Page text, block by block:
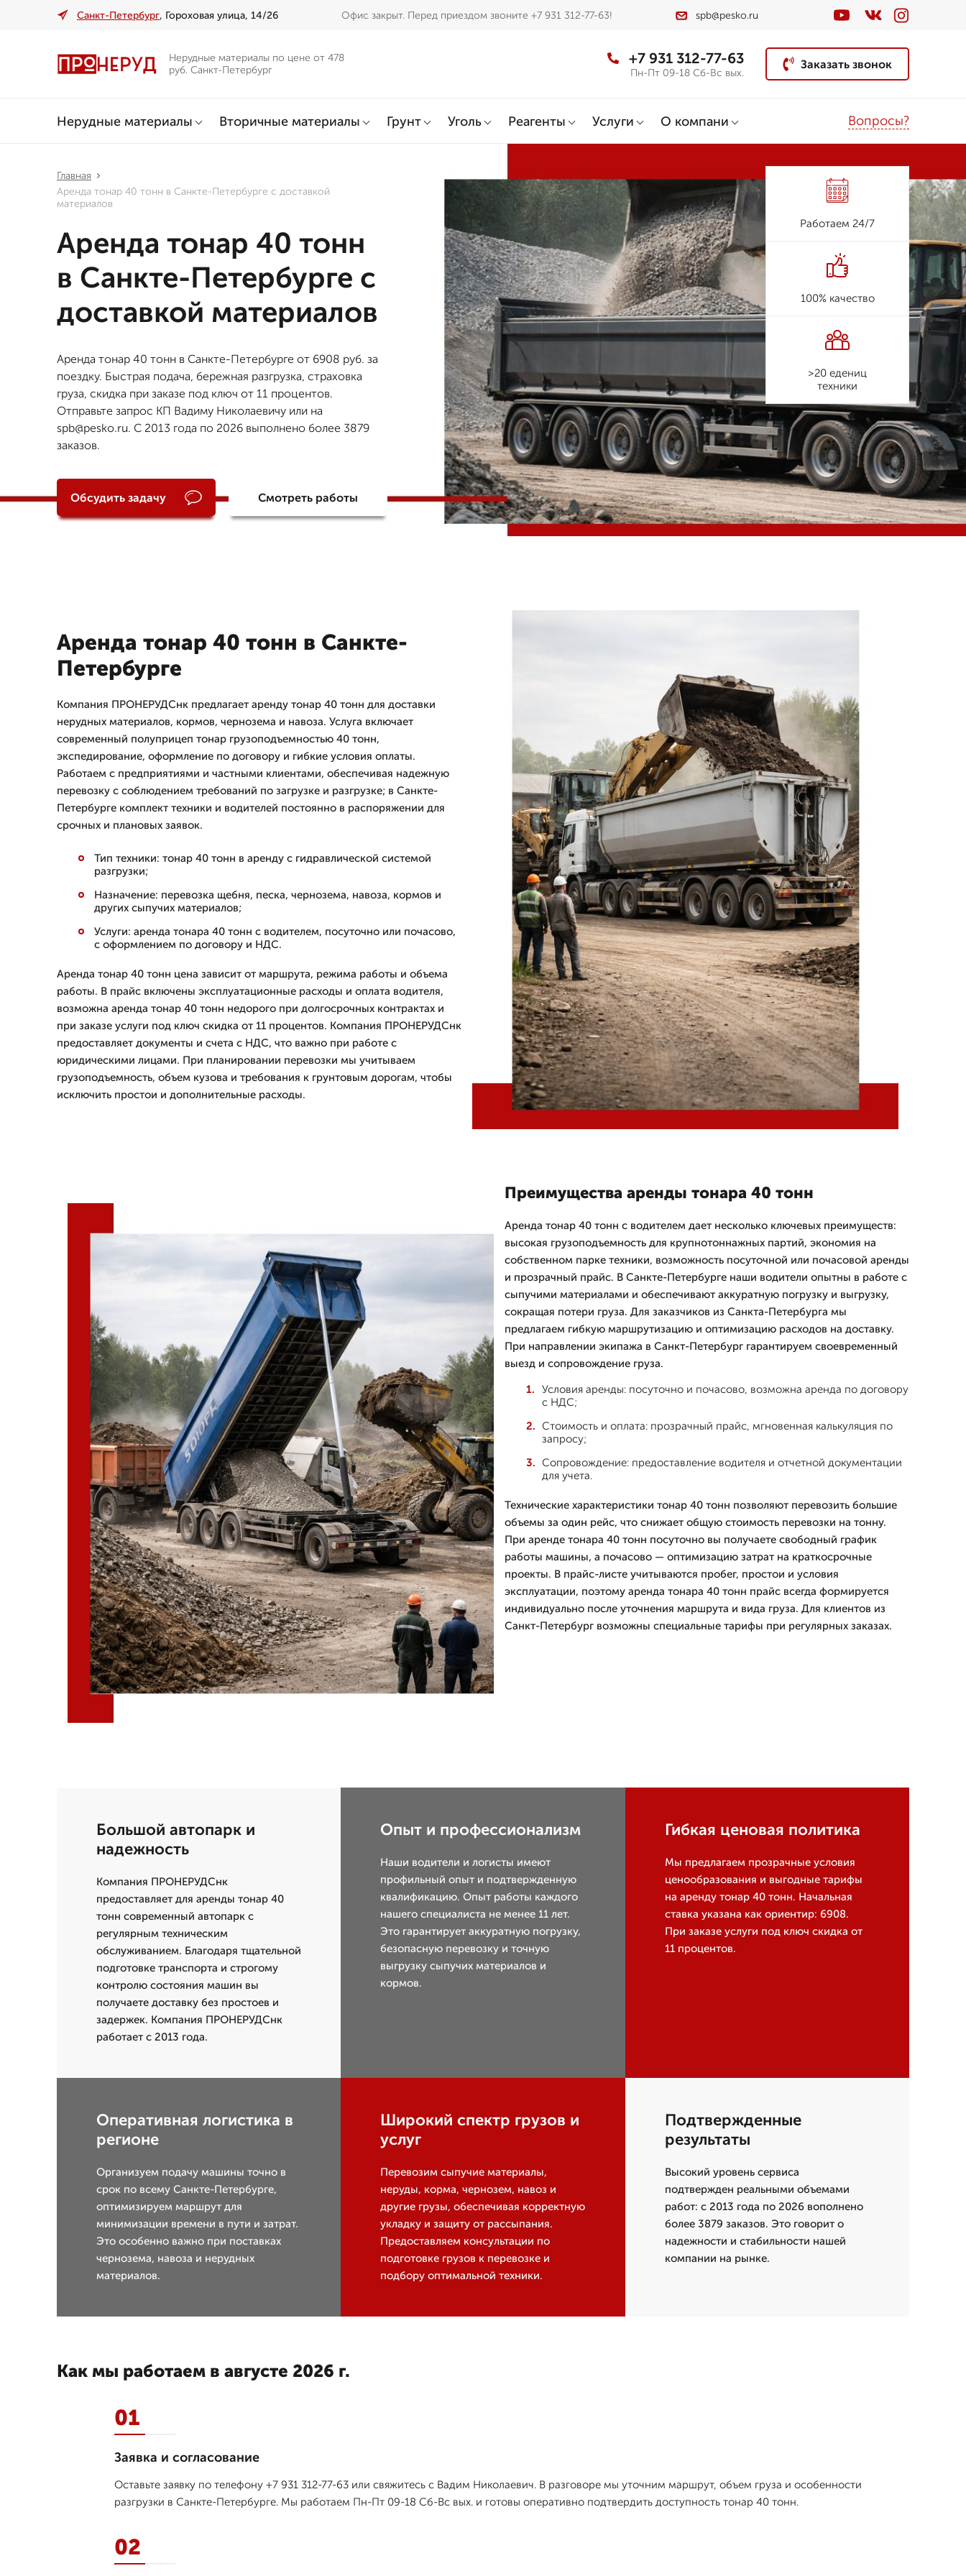
Санкт-Петербург, Гороховая улица, 14/26 Офис закрыт. Перед приездом звоните +7 931 312-77-63! spb@pesko.ru
Нерудные материалы по цене от 478
руб. Санкт-Петербург
+7 931 312-77-63
Пн-Пт 09-18 Сб-Вс вых.
Заказать звонок
Нерудные материалы Вторичные материалы Грунт Уголь Реагенты Услуги О компани Вопросы?
Главная
Аренда тонар 40 тонн в Санкте-Петербурге с доставкой
материалов
Аренда тонар 40 тонн
в Санкте-Петербурге с
доставкой материалов
Аренда тонар 40 тонн в Санкте-Петербурге от 6908 руб. за
поездку. Быстрая подача, бережная разгрузка, страховка
груза, скидка при заказе под ключ от 11 процентов.
Отправьте запрос КП Вадиму Николаевичу или на
spb@pesko.ru. С 2013 года по 2026 выполнено более 3879
заказов.
Обсудить задачу Смотреть работы
Работаем 24/7
100% качество
>20 едениц
техники
Аренда тонар 40 тонн в Санкте-
Петербурге
Компания ПРОНЕРУДСнк предлагает аренду тонар 40 тонн для доставки
нерудных материалов, кормов, чернозема и навоза. Услуга включает
современный полуприцеп тонар грузоподъемностью 40 тонн,
экспедирование, оформление по договору и гибкие условия оплаты.
Работаем с предприятиями и частными клиентами, обеспечивая надежную
перевозку с соблюдением требований по загрузке и разгрузке; в Санкте-
Петербурге комплект техники и водителей постоянно в распоряжении для
срочных и плановых заявок.
Тип техники: тонар 40 тонн в аренду с гидравлической системой
разгрузки;
Назначение: перевозка щебня, песка, чернозема, навоза, кормов и
других сыпучих материалов;
Услуги: аренда тонара 40 тонн с водителем, посуточно или почасово,
с оформлением по договору и НДС.
Аренда тонар 40 тонн цена зависит от маршрута, режима работы и объема
работы. В прайс включены эксплуатационные расходы и оплата водителя,
возможна аренда тонар 40 тонн недорого при долгосрочных контрактах и
при заказе услуги под ключ скидка от 11 процентов. Компания ПРОНЕРУДСнк
предоставляет документы и счета с НДС, что важно при работе с
юридическими лицами. При планировании перевозки мы учитываем
грузоподъемность, объем кузова и требования к грунтовым дорогам, чтобы
исключить простои и дополнительные расходы.
Преимущества аренды тонара 40 тонн
Аренда тонар 40 тонн с водителем дает несколько ключевых преимуществ:
высокая грузоподъемность для крупнотоннажных партий, экономия на
собственном парке техники, возможность посуточной или почасовой аренды
и прозрачный прайс. В Санкте-Петербурге наши водители опытны в работе с
сыпучими материалами и обеспечивают аккуратную погрузку и выгрузку,
сокращая потери груза. Для заказчиков из Санкта-Петербурга мы
предлагаем гибкую маршрутизацию и оптимизацию расходов на доставку.
При направлении экипажа в Санкт-Петербург гарантируем своевременный
выезд и сопровождение груза.
Условия аренды: посуточно и почасово, возможна аренда по договору
с НДС;
Стоимость и оплата: прозрачный прайс, мгновенная калькуляция по
запросу;
Сопровождение: предоставление водителя и отчетной документации
для учета.
Технические характеристики тонар 40 тонн позволяют перевозить большие
объемы за один рейс, что снижает общую стоимость перевозки на тонну.
При аренде тонара 40 тонн посуточно вы получаете свободный график
работы машины, а почасово — оптимизацию затрат на краткосрочные
проекты. В прайс-листе учитываются пробег, простои и условия
эксплуатации, поэтому аренда тонара 40 тонн прайс всегда формируется
индивидуально после уточнения маршрута и вида груза. Для клиентов из
Санкт-Петербург возможны специальные тарифы при регулярных заказах.
Большой автопарк и
надежность
Компания ПРОНЕРУДСнк
предоставляет для аренды тонар 40
тонн современный автопарк с
регулярным техническим
обслуживанием. Благодаря тщательной
подготовке транспорта и строгому
контролю состояния машин вы
получаете доставку без простоев и
задержек. Компания ПРОНЕРУДСнк
работает с 2013 года.
Опыт и профессионализм
Наши водители и логисты имеют
профильный опыт и подтвержденную
квалификацию. Опыт работы каждого
нашего специалиста не менее 11 лет.
Это гарантирует аккуратную погрузку,
безопасную перевозку и точную
выгрузку сыпучих материалов и
кормов.
Гибкая ценовая политика
Мы предлагаем прозрачные условия
ценообразования и выгодные тарифы
на аренду тонар 40 тонн. Начальная
ставка указана как ориентир: 6908.
При заказе услуги под ключ скидка от
11 процентов.
Оперативная логистика в
регионе
Организуем подачу машины точно в
срок по всему Санкте-Петербурге,
оптимизируем маршрут для
минимизации времени в пути и затрат.
Это особенно важно при поставках
чернозема, навоза и нерудных
материалов.
Широкий спектр грузов и
услуг
Перевозим сыпучие материалы,
неруды, корма, чернозем, навоз и
другие грузы, обеспечивая корректную
укладку и защиту от рассыпания.
Предоставляем консультации по
подготовке грузов к перевозке и
подбору оптимальной техники.
Подтвержденные
результаты
Высокий уровень сервиса
подтвержден реальными объемами
работ: с 2013 года по 2026 вополнено
более 3879 заказов. Это говорит о
надежности и стабильности нашей
компании на рынке.
Как мы работаем в августе 2026 г.
01
Заявка и согласование
Оставьте заявку по телефону +7 931 312-77-63 или свяжитесь с Вадим Николаевич. В разговоре мы уточним маршрут, объем груза и особенности
разгрузки в Санкте-Петербурге. Мы работаем Пн-Пт 09-18 Сб-Вс вых. и готовы оперативно подтвердить доступность тонар 40 тонн.
02